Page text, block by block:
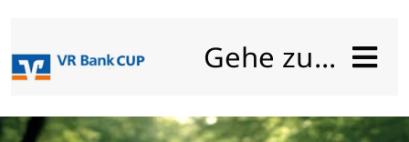
springen
Gehe zu...
Home